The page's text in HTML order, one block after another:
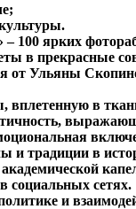
ярких
в прекрасные
Ульяны
в
традиции в
социальных сетях.
и